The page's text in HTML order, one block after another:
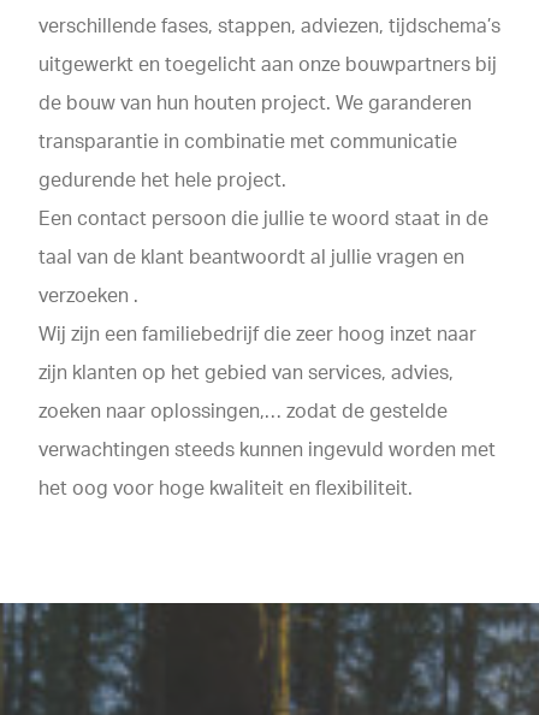
verschillende fases, stappen, adviezen, tijdschema’s
uitgewerkt en toegelicht aan onze bouwpartners bij
de bouw van hun houten project. We garanderen
transparantie in combinatie met communicatie
gedurende het hele project.
Een contact persoon die jullie te woord staat in de
taal van de klant beantwoordt al jullie vragen en
verzoeken .
Wij zijn een familiebedrijf die zeer hoog inzet naar
zijn klanten op het gebied van services, advies,
zoeken naar oplossingen,… zodat de gestelde
verwachtingen steeds kunnen ingevuld worden met
het oog voor hoge kwaliteit en flexibiliteit.